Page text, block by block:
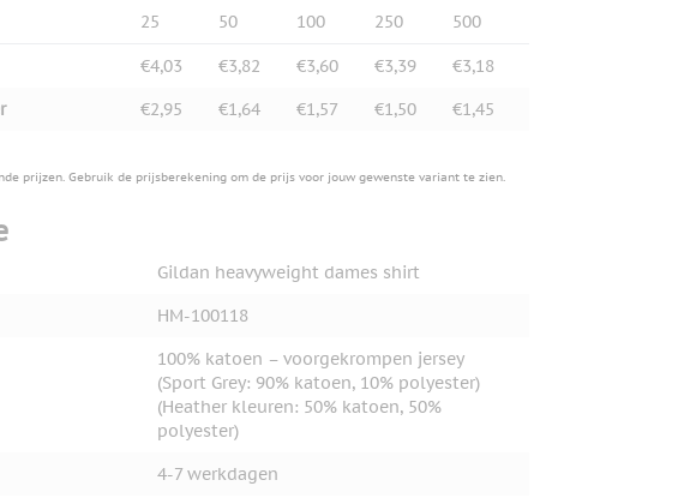
25 50 100 250 500
€4,03 €3,82 €3,60 €3,39
€3,18
€2,95 €1,64 €1,57 €1,50 €1,45
prijzen. Gebruik de prijsberekening om de prijs voor jouw gewenste variant te zien.
Gildan heavyweight dames shirt
HM-100118
100% katoen – voorgekrompen jersey
(Sport Grey: 90% katoen, 10% polyester)
(Heather kleuren: 50% katoen, 50%
polyester)
4-7 werkdagen